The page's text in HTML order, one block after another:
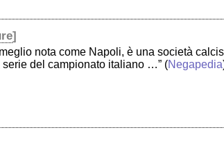
]
nota come Napoli, è una società
del campionato italiano …” (Negapedia